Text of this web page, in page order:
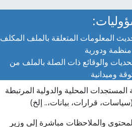
المعلومات المتعلقة بالملف المكلف
ودورية
والوقائع ذات الصلة بالملف من
وميدانية
المستجدات المحلية والدولية المرتبطة
قرارات، بيانات،.. إلخ)
والملاحظات مباشرة إلى وزير